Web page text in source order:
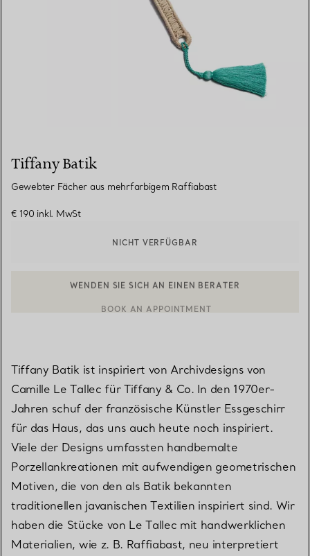
Tiffany Batik
Gewebter Fächer aus mehrfarbigem Raffiabast
€ 190 inkl. MwSt
NICHT VERFÜGBAR
Tiffany Batik ist inspiriert von Archivdesigns von
Camille Le Tallec für Tiffany & Co. In den 1970er-
Jahren schuf der französische Künstler Essgeschirr
für das Haus, das uns auch heute noch inspiriert.
Viele der Designs umfassten handbemalte
Porzellankreationen mit aufwendigen geometrischen
Motiven, die von den als Batik bekannten
traditionellen javanischen Textilien inspiriert sind. Wir
haben die Stücke von Le Tallec mit handwerklichen
Materialien, wie z. B. Raffiabast, neu interpretiert